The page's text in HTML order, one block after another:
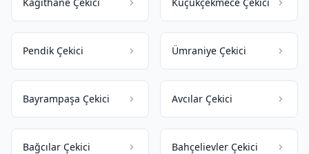
Pendik Çekici Ümraniye Çekici
Bayrampaşa Çekici Avcılar Çekici
Bağcılar Çekici Bahçelievler Çekici